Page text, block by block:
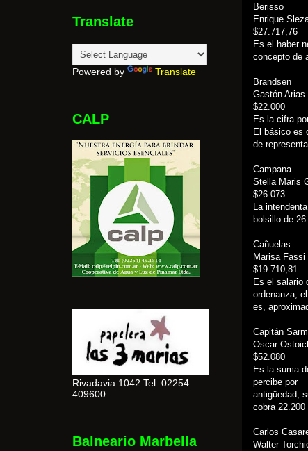
Berisso
Enrique
$27.717,76
Es el haber
concepto de
Brandsen
Gastón Arias
$22.000
Es la cifra
El básico es
de
Campana
Stella Maris
$26.073
La
bolsillo de
Cañuelas
Marisa Fassi
$19.710,81
Es el salario
ordenanza,
es,
Capitán
Oscar
$52.080
Es la suma
percibe por
antigüedad,
cobra
Carlos
Walter
Translate
Powered by Translate
CALP
Rivadavia 1042 Tel: 02254
409600
Balneario Marbella